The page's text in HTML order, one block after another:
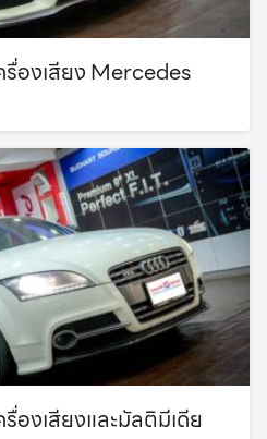
Search
องเสียง Mercedes
องเสียงและมัลติมีเดีย